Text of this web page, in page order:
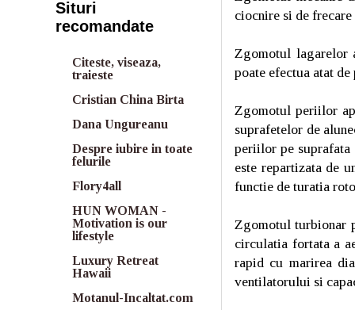
ciocnire si de
Zgomotul lagarelor
poate efectua atat
Zgomotul periilor
suprafetelor de
periilor pe suprafata
este repartizata de
functie de turatia
Zgomotul turbionar
circulatia fortata a
rapid cu marirea
ventilatorului si
Situri
recomandate
Citeste, viseaza,
traieste
Cristian China Birta
Dana Ungureanu
Despre iubire in toate
felurile
Flory4all
HUN WOMAN -
Motivation is our
lifestyle
Luxury Retreat
Hawaii
Motanul-Incaltat.com